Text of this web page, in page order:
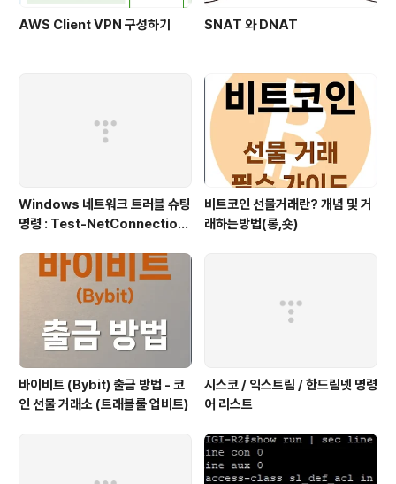
AWS Client VPN 구성하기 SNAT 와 DNAT
Windows 네트워크 트러블 슈팅
명령 : Test-NetConnection
비트코인 선물거래란? 개념 및 거
래하는방법(롱,숏)
바이비트 (Bybit) 출금 방법 - 코
인 선물 거래소 (트래블룰 업비트)
시스코 / 익스트림 / 한드림넷 명령
어 리스트